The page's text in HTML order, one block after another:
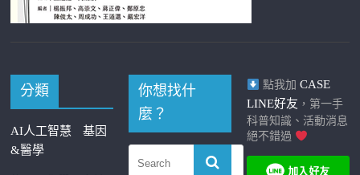
分類
AI人工智慧
基因
&醫學
你想找什
麼？
點我加 CASE
LINE好友 ，第一手
科普知識、活動消息
絕不錯過